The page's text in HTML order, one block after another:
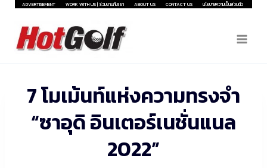
Skip
content
ADVERTISEMENT WORK WITH US | ร่วมงานกับเรา ABOUT US CONTACT US นโยบายความเป็นส่วนตัว
7 โมเม้นท์แห่งความทรงจำ
“ซาอุดิ อินเตอร์เนชั่นแนล
2022”